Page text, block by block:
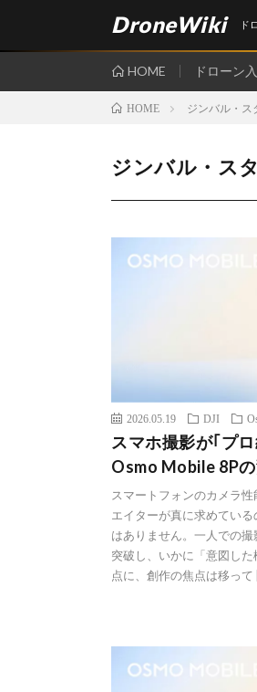
DroneWiki ド
HOME ドローン
HOME ジンバル・ス
ジンバル・ス
2026.05.19 DJI
スマホ撮影が｢プ
Osmo Mobile 8P
スマートフォンのカメラ
エイターが真に求めてい
はありません。一人での
突破し、いかに「意図し
点に、創作の焦点は移って